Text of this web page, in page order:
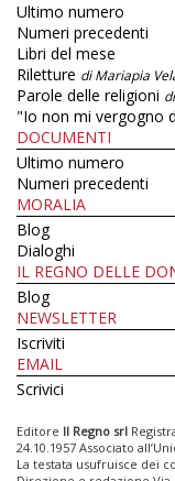
Ultimo numero
Numeri precedenti
Libri del mese
Riletture di Mariapia
Parole delle religioni
"Io non mi vergogno
DOCUMENTI
Ultimo numero
Numeri precedenti
MORALIA
Blog
Dialoghi
IL REGNO DELLE
Blog
NEWSLETTER
Iscriviti
EMAIL
Scrivici
Editore Il Regno srl
24.10.1957 Associato
La testata usufruisce dei